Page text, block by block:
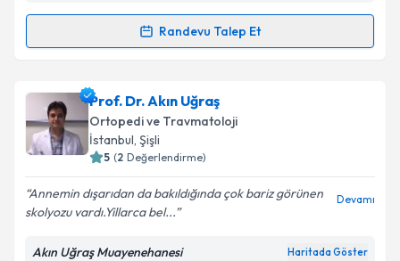
Randevu Talep Et
Randevu Takvimi Talebi
Prof. Dr. Hasan Hilmi Muratlı
talebi oluşturun. Size bu uzmandan randevu almanız
için bir takvim hazırlandığında e-posta ile
bilgilendireceğiz.
E-posta Adresiniz
Prof. Dr. Akın Uğraş
Ortopedi ve Travmatoloji
İstanbul, Şişli
5 (2 Değerlendirme)
Annemin dışarıdan da bakıldığında çok bariz görünen
skolyozu vardı.Yillarca bel...
Devamı
Akın Uğraş Muayenehanesi Haritada Göster